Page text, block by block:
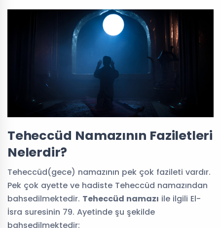
Teheccüd Namazının Faziletleri
Nelerdir?
Teheccüd(gece) namazının pek çok fazileti vardır.
Pek çok ayette ve hadiste Teheccüd namazından
bahsedilmektedir. Teheccüd namazı ile ilgili El-
İsra suresinin 79. Ayetinde şu şekilde
bahsedilmektedir: